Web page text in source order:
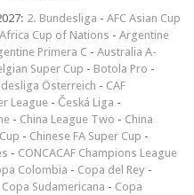
2. Bundesliga - AFC Asian Cup
Africa Cup of Nations - Argentine
Primera C - Australia A-
Super Cup - Botola Pro -
Österreich - CAF
League - Česká Liga -
- China League Two - China
- Chinese FA Super Cup -
- CONCACAF Champions League
Colombia - Copa del Rey -
Copa Sudamericana - Copa